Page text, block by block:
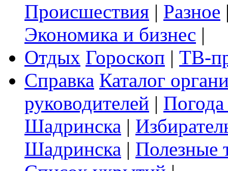
Происшествия | Разное
Экономика и бизнес |
Отдых Гороскоп | ТВ-
Справка Каталог
руководителей |
Шадринска |
Шадринска | Полезные